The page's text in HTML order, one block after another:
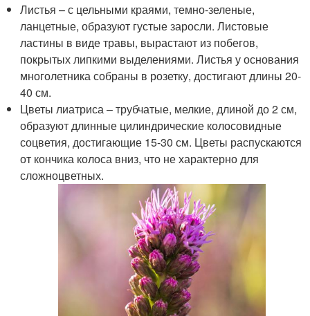
Листья – с цельными краями, темно-зеленые,
ланцетные, образуют густые заросли. Листовые
ластины в виде травы, вырастают из побегов,
покрытых липкими выделениями. Листья у основания
многолетника собраны в розетку, достигают длины 20-
40 см.
Цветы лиатриса – трубчатые, мелкие, длиной до 2 см,
образуют длинные цилиндрические колосовидные
соцветия, достигающие 15-30 см. Цветы распускаются
от кончика колоса вниз, что не характерно для
сложноцветных.